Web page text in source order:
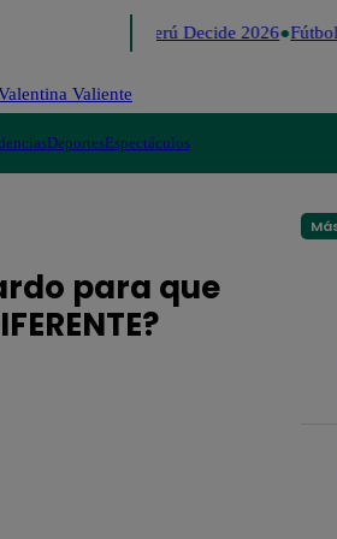
Perú Decide 2026 Fútbol
Valiente
DeportesEspectáculos
para que